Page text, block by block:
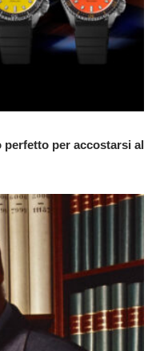
per accostarsi al